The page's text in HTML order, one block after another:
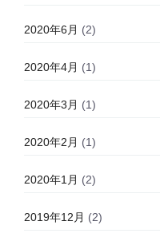
2020年6月 (2)
2020年4月 (1)
2020年3月 (1)
2020年2月 (1)
2020年1月 (2)
2019年12月 (2)